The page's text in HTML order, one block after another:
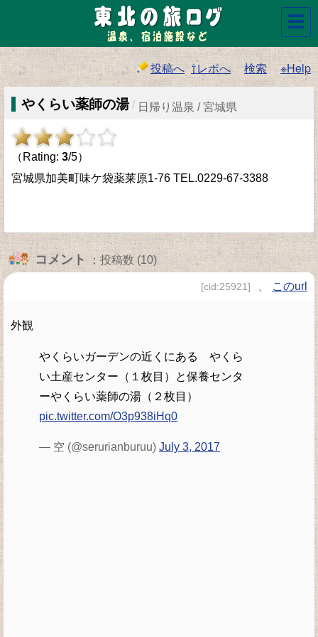
投稿へ ⇧レポへ 検索 ※Help
やくらい薬師の湯 / 日帰り温泉 / 宮城県
（Rating: 3/5）
宮城県加美町味ケ袋薬莱原1-76 TEL.0229-67-3388
コメント：投稿数 (10)
[cid:25921] このurl
外観
やくらいガーデンの近くにある やくら
い土産センター（１枚目）と保養センタ
ーやくらい薬師の湯（２枚目）
pic.twitter.com/O3p938iHq0
— 空 (@serurianburuu) July 3, 2017
☰